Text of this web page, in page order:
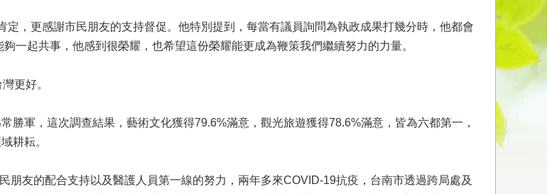
，更感謝市民朋友的支持督促。他特別提到，每當有議員詢問為執政成果打幾分時，他都會
一起共事，他感到很榮耀，也希望這份榮耀能更成為鞭策我們繼續努力的力量。
更好。
勝軍，這次調查結果，藝術文化獲得79.6%滿意，觀光旅遊獲得78.6%滿意，皆為六都第一，
耕耘。
友的配合支持以及醫護人員第一線的努力，兩年多來COVID-19抗疫，台南市透過跨局處及